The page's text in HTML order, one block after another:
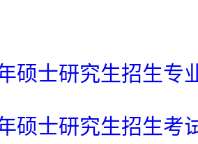
硕士研究生招生
硕士研究生招生